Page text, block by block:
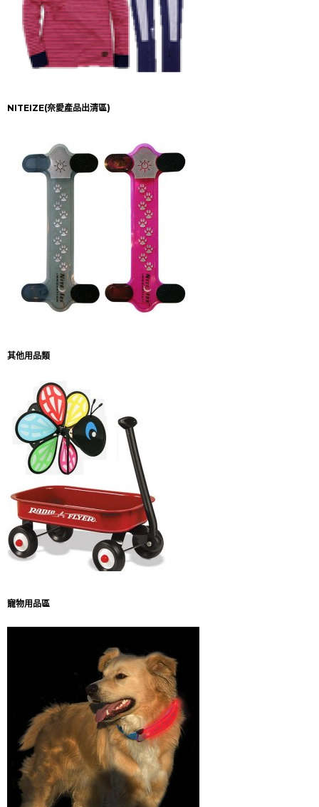
NITEIZE(奈愛產品出清區)
其他用品類
寵物用品區